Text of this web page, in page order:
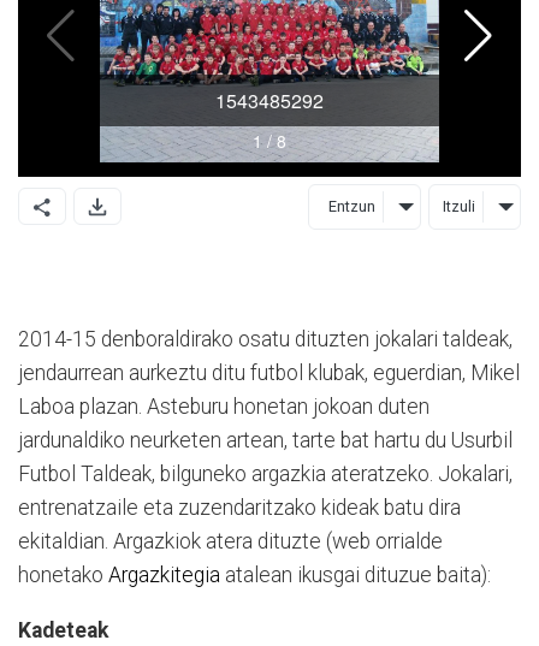
Entzun Itzuli
2014-15 denboraldirako osatu dituzten jokalari taldeak,
jendaurrean aurkeztu ditu futbol klubak, eguerdian, Mikel
Laboa plazan. Asteburu honetan jokoan duten
jardunaldiko neurketen artean, tarte bat hartu du Usurbil
Futbol Taldeak, bilguneko argazkia ateratzeko. Jokalari,
entrenatzaile eta zuzendaritzako kideak batu dira
ekitaldian. Argazkiok atera dituzte (web orrialde
honetako Argazkitegia atalean ikusgai dituzue baita):
Kadeteak